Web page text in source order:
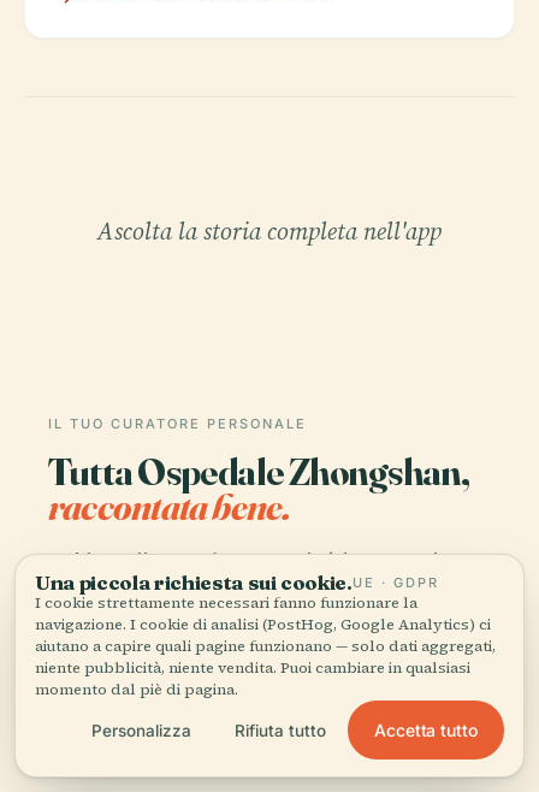
Ascolta la storia completa nell'app
IL TUO CURATORE PERSONALE
Tutta Ospedale Zhongshan,
raccontata bene.
Guide audio per oltre 1.100 città in 96 paesi.
Storia, racconti e conoscenza locale —
disponibili offline.
Scarica l'app
Unisciti a oltre 50.000 viaggiatori
Una piccola richiesta sui cookie.UE · GDPR
I cookie strettamente necessari fanno funzionare la
navigazione. I cookie di analisi (PostHog, Google Analytics) ci
aiutano a capire quali pagine funzionano — solo dati aggregati,
niente pubblicità, niente vendita. Puoi cambiare in qualsiasi
momento dal piè di pagina.
Personalizza Rifiuta tutto Accetta tutto